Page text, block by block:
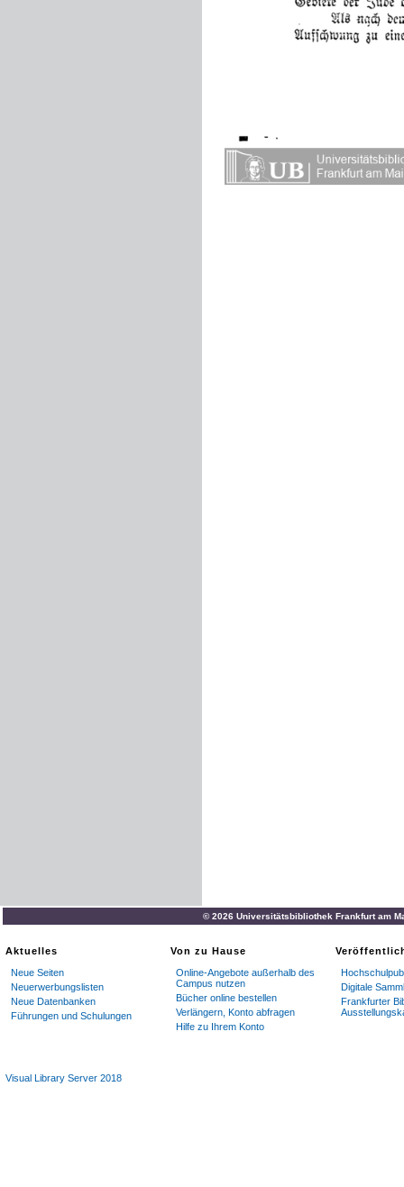
© 2026 Universitätsbibliothek Frankfurt am
Aktuelles
Neue Seiten
Neuerwerbungslisten
Neue Datenbanken
Führungen und Schulungen
Von zu Hause
Online-Angebote außerhalb des
Campus nutzen
Bücher online bestellen
Verlängern, Konto abfragen
Hilfe zu Ihrem Konto
Digitale
Frankfurter
Visual Library Server 2018